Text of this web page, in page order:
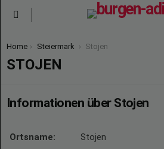
You are here:
Home Steiermark Stojen
STOJEN
Informationen über Stojen
Ortsname: Stojen